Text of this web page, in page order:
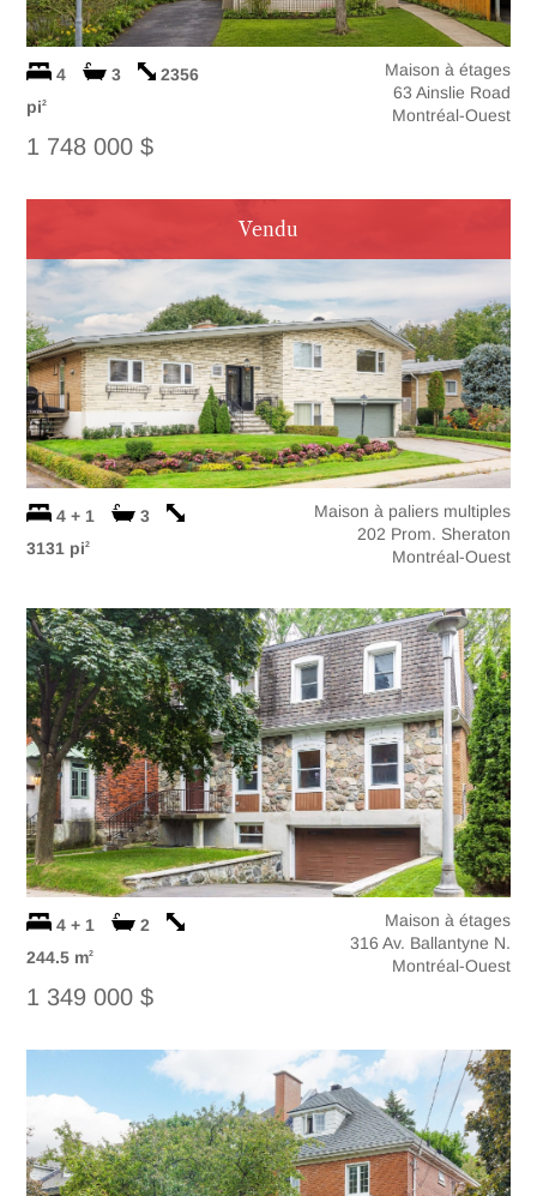
4 3
2356
pi2
1 748 000 $
Maison à étages
63 Ainslie Road
Montréal-Ouest
4 + 1
3
3131 pi2
Maison à paliers multiples
202 Prom. Sheraton
Montréal-Ouest
Vendu
4 + 1
2
244.5 m2
1 349 000 $
Maison à étages
316 Av. Ballantyne N.
Montréal-Ouest